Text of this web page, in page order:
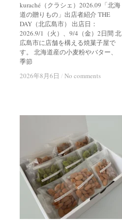
kuraché（クラシェ）2026.09「北海
道の贈りもの」出店者紹介 THE
DAY（北広島市） 出店日：
2026.9/1（火）、9/4（金）2日間 北
広島市に店舗を構える焼菓子屋で
す。 北海道産の小麦粉やバター、
季節
2026年8月6日 / No comments
2026年8月6日 / No comments